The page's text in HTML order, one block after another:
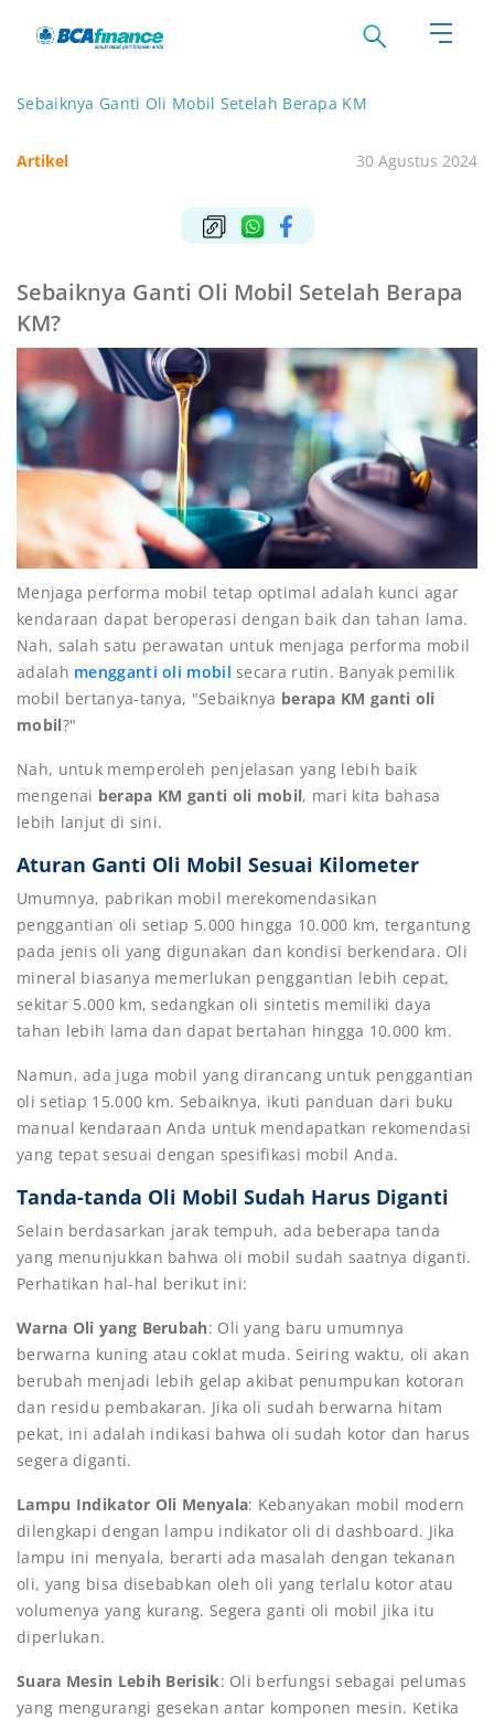
Sebaiknya Ganti Oli Mobil Setelah Berapa KM
Artikel 30 Agustus 2024
Sebaiknya Ganti Oli Mobil Setelah Berapa
KM?
Menjaga performa mobil tetap optimal adalah kunci agar
kendaraan dapat beroperasi dengan baik dan tahan lama.
Nah, salah satu perawatan untuk menjaga performa mobil
adalah mengganti oli mobil secara rutin. Banyak pemilik
mobil bertanya-tanya, "Sebaiknya berapa KM ganti oli
mobil?"
Nah, untuk memperoleh penjelasan yang lebih baik
mengenai berapa KM ganti oli mobil, mari kita bahasa
lebih lanjut di sini.
Aturan Ganti Oli Mobil Sesuai Kilometer
Umumnya, pabrikan mobil merekomendasikan
penggantian oli setiap 5.000 hingga 10.000 km, tergantung
pada jenis oli yang digunakan dan kondisi berkendara. Oli
mineral biasanya memerlukan penggantian lebih cepat,
sekitar 5.000 km, sedangkan oli sintetis memiliki daya
tahan lebih lama dan dapat bertahan hingga 10.000 km.
Namun, ada juga mobil yang dirancang untuk penggantian
oli setiap 15.000 km. Sebaiknya, ikuti panduan dari buku
manual kendaraan Anda untuk mendapatkan rekomendasi
yang tepat sesuai dengan spesifikasi mobil Anda.
Tanda-tanda Oli Mobil Sudah Harus Diganti
Selain berdasarkan jarak tempuh, ada beberapa tanda
yang menunjukkan bahwa oli mobil sudah saatnya diganti.
Perhatikan hal-hal berikut ini:
Warna Oli yang Berubah: Oli yang baru umumnya
berwarna kuning atau coklat muda. Seiring waktu, oli akan
berubah menjadi lebih gelap akibat penumpukan kotoran
dan residu pembakaran. Jika oli sudah berwarna hitam
pekat, ini adalah indikasi bahwa oli sudah kotor dan harus
segera diganti.
Lampu Indikator Oli Menyala: Kebanyakan mobil modern
dilengkapi dengan lampu indikator oli di dashboard. Jika
lampu ini menyala, berarti ada masalah dengan tekanan
oli, yang bisa disebabkan oleh oli yang terlalu kotor atau
volumenya yang kurang. Segera ganti oli mobil jika itu
diperlukan.
Suara Mesin Lebih Berisik: Oli berfungsi sebagai pelumas
yang mengurangi gesekan antar komponen mesin. Ketika